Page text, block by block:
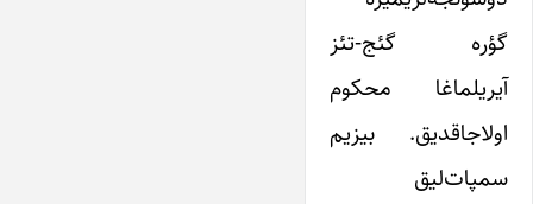
گؤره گئج-تئز
آیریلماغا محکوم
اولاجاقدیق. بیزیم
سمپات‌لیق